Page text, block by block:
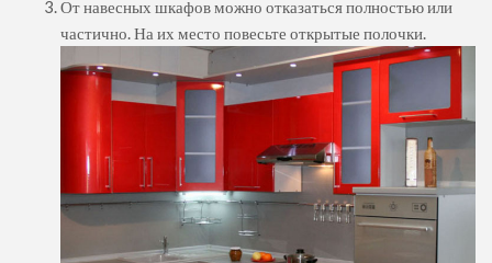
От навесных шкафов можно отказаться полностью или
частично. На их место повесьте открытые полочки.